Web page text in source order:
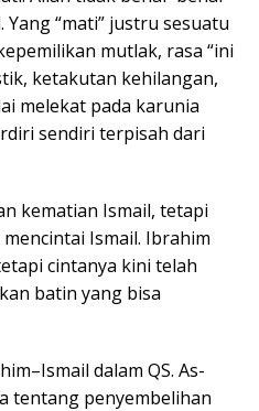
“mati” justru sesuatu
mutlak, rasa “ini
ketakutan kehilangan,
melekat pada karunia
sendiri terpisah dari
kematian Ismail, tetapi
Ismail. Ibrahim
cintanya kini telah
batin yang bisa
dalam QS. As-
tentang penyembelihan